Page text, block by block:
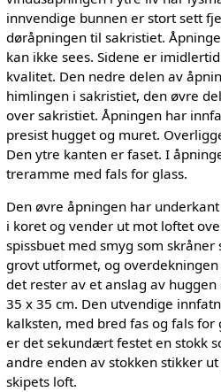
innvendige bunnen er stort sett
døråpningen til sakristiet.
kan ikke sees. Sidene er
kvalitet. Den nedre delen av
himlingen i sakristiet, den øvre
over sakristiet. Åpningen har
presist hugget og muret.
Den ytre kanten er faset. I
treramme med fals for glass.
Den øvre åpningen har
i koret og vender ut mot loftet
spissbuet med smyg som
grovt utformet, og
det rester av et anslag av huggen
35 x 35 cm. Den utvendige
kalksten, med bred fas og fals
er det sekundært festet en stokk
andre enden av stokken stikker
skipets loft.